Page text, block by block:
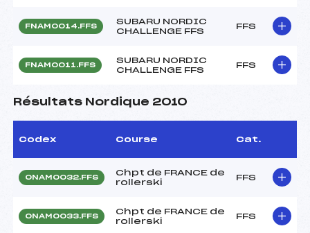
FNAM0014.FFS
SUBARU NORDIC
CHALLENGE FFS
FFS
FNAM0011.FFS
SUBARU NORDIC
CHALLENGE FFS
FFS
Résultats Nordique 2010
Codex Course Cat.
ONAM0032.FFS
Chpt de FRANCE de
rollerski
FFS
ONAM0033.FFS
Chpt de FRANCE de
rollerski
FFS